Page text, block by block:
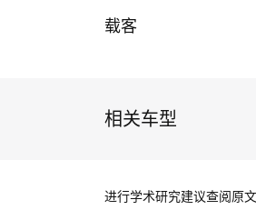
载客
相关车型
进行学术研究建议查阅原文